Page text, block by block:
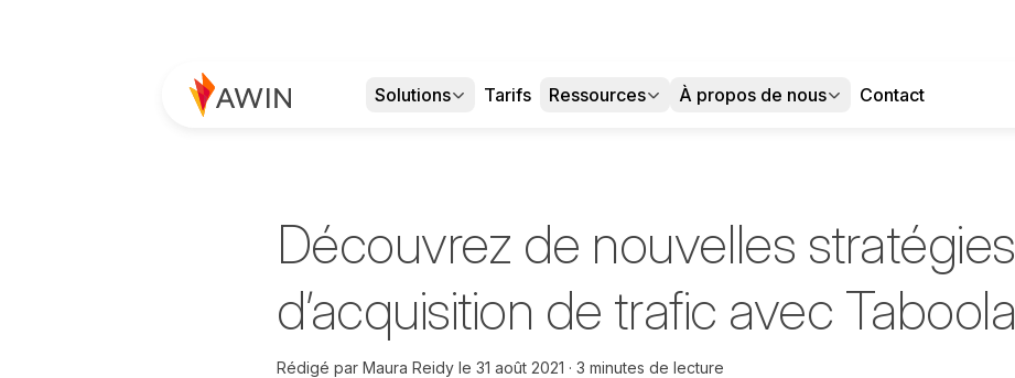
Solutions Tarifs Ressources À propos de nous Contact
Découvrez de nouvelles stratégies
d’acquisition de trafic avec Taboola
Rédigé par Maura Reidyle 31 août 2021 3 minutes de lecture